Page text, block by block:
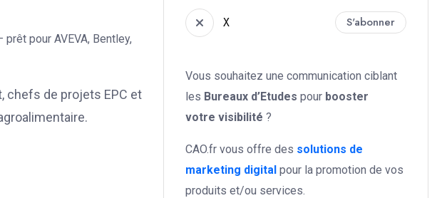
pour AVEVA, Bentley,
chefs de projets EPC et
X S'abonner
Vous souhaitez une communication ciblant
les Bureaux d’Etudes pour booster
votre visibilité ?
CAO.fr vous offre des solutions de
marketing digital pour la promotion de vos
produits et/ou services.